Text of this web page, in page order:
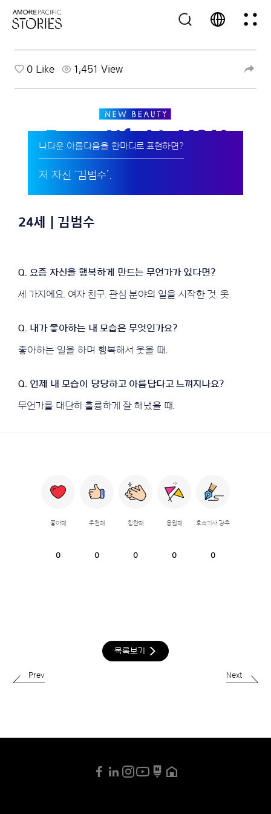
0 Like 1,451 View
나다운 아름다움을 한마디로 표현하면?
저 자신 ‘김범수’.
24세 | 김범수
세 가지에요. 여자 친구. 관심 분야의 일을 시작한 것. 옷.
좋아하는 일을 하며 행복해서 웃을 때.
무언가를 대단히 훌륭하게 잘 해냈을 때.
좋아해
0
추천해
0
칭찬해
0
응원해
0
후속기사 강추
0
목록보기
Prev Next